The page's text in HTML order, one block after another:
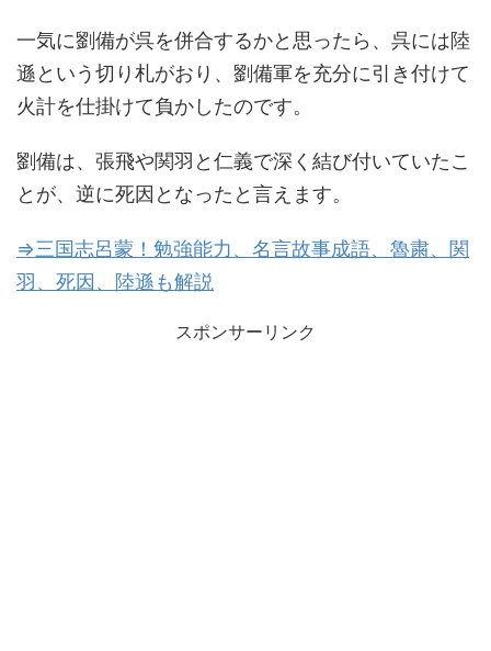
一気に劉備が呉を併合するかと思ったら、呉には陸
遜という切り札がおり、劉備軍を充分に引き付けて
火計を仕掛けて負かしたのです。
劉備は、張飛や関羽と仁義で深く結び付いていたこ
とが、逆に死因となったと言えます。
⇒三国志呂蒙！勉強能力、名言故事成語、魯粛、関
羽、死因、陸遜も解説
スポンサーリンク